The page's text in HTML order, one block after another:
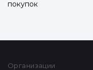
покупок
Организации